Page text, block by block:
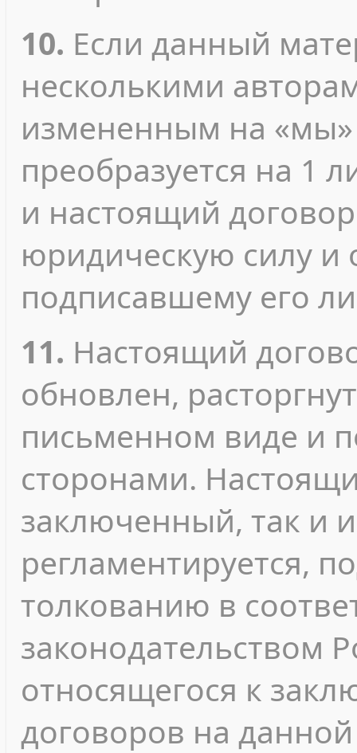
10. Если данный
несколькими
измененным на «мы»
преобразуется на 1
и настоящий
юридическую силу и
подписавшему его
11. Настоящий
обновлен,
письменном виде и
сторонами.
заключенный, так и
регламентируется,
толкованию в
законодательством
относящегося к
договоров на